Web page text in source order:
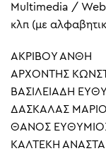
Multimedia /
κλπ (με
ΑΚΡΙΒΟΥ ΑΝΘΗ
ΑΡΧΟΝΤΗΣ
ΒΑΣΙΛΕΙΑΔΗ
ΔΑΣΚΑΛΑΣ
ΘΑΝΟΣ
ΚΑΛΤΕΚΗ